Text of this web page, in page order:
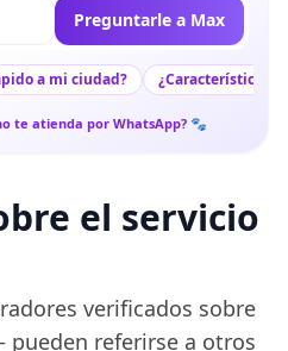
Preguntarle a Max
a mi ciudad? ¿Características
te atienda por WhatsApp? 🐾
el servicio
verificados sobre
referirse a otros